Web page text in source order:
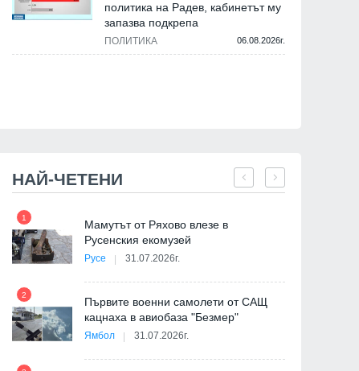
политика на Радев, кабинетът му
запазва подкрепа
ПОЛИТИКА 06.08.2026г.
НАЙ-ЧЕТЕНИ
1
Мамутът от Ряхово влезе в
Русенския екомузей
Русе 31.07.2026г.
2
Първите военни самолети от САЩ
кацнаха в авиобаза "Безмер"
Ямбол 31.07.2026г.